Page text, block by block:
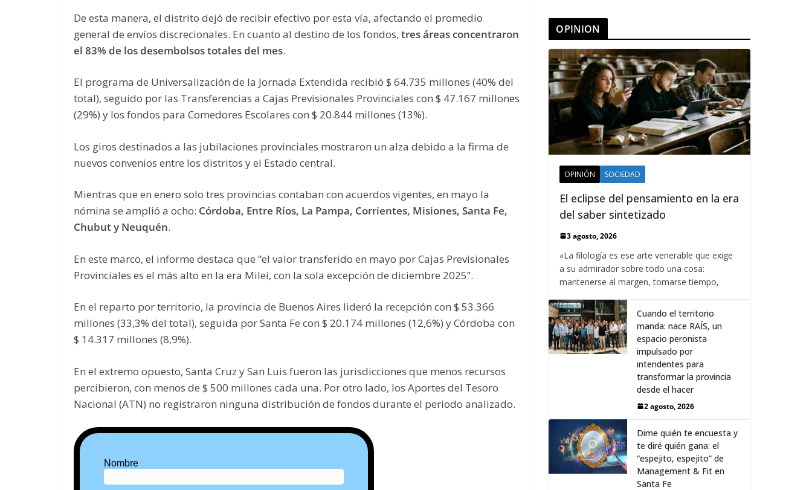
De esta manera, el distrito dejó de recibir efectivo por esta vía, afectando el promedio
general de envíos discrecionales. En cuanto al destino de los fondos, tres áreas concentraron
el 83% de los desembolsos totales del mes.
El programa de Universalización de la Jornada Extendida recibió $ 64.735 millones (40% del
total), seguido por las Transferencias a Cajas Previsionales Provinciales con $ 47.167 millones
(29%) y los fondos para Comedores Escolares con $ 20.844 millones (13%).
Los giros destinados a las jubilaciones provinciales mostraron un alza debido a la firma de
nuevos convenios entre los distritos y el Estado central.
Mientras que en enero solo tres provincias contaban con acuerdos vigentes, en mayo la
nómina se amplió a ocho: Córdoba, Entre Ríos, La Pampa, Corrientes, Misiones, Santa Fe,
Chubut y Neuquén.
En este marco, el informe destaca que “el valor transferido en mayo por Cajas Previsionales
Provinciales es el más alto en la era Milei, con la sola excepción de diciembre 2025”.
En el reparto por territorio, la provincia de Buenos Aires lideró la recepción con $ 53.366
millones (33,3% del total), seguida por Santa Fe con $ 20.174 millones (12,6%) y Córdoba con
$ 14.317 millones (8,9%).
En el extremo opuesto, Santa Cruz y San Luis fueron las jurisdicciones que menos recursos
percibieron, con menos de $ 500 millones cada una. Por otro lado, los Aportes del Tesoro
Nacional (ATN) no registraron ninguna distribución de fondos durante el periodo analizado.
Nombre
OPINION
OPINIÓN SOCIEDAD
El eclipse del pensamiento en la era
del saber sintetizado
3 agosto, 2026
«La filología es ese arte venerable que exige
a su admirador sobre todo una cosa:
mantenerse al margen, tomarse tiempo,
Cuando el territorio
manda: nace RAÍS, un
espacio peronista
impulsado por
intendentes para
transformar la provincia
desde el hacer
2 agosto, 2026
Dime quién te encuesta y
te diré quién gana: el
“espejito, espejito” de
Management & Fit en
Santa Fe